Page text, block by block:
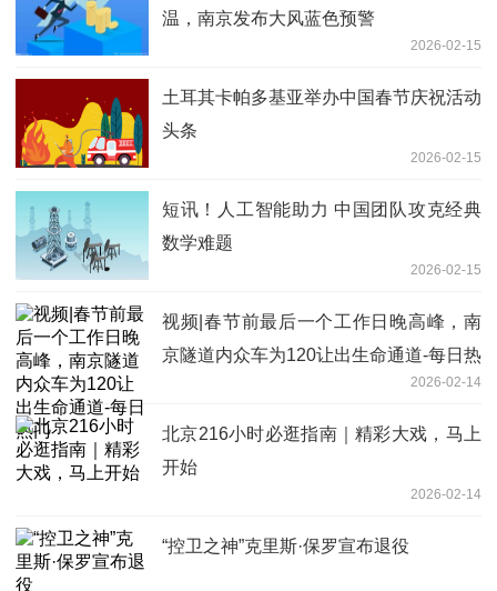
温，南京发布大风蓝色预警
2026-02-15
土耳其卡帕多基亚举办中国春节庆祝活动
头条
2026-02-15
短讯！人工智能助力 中国团队攻克经典
数学难题
2026-02-15
视频|春节前最后一个工作日晚高峰，南
京隧道内众车为120让出生命通道-每日热
2026-02-14
北京216小时必逛指南｜精彩大戏，马上
开始
2026-02-14
“控卫之神”克里斯·保罗宣布退役